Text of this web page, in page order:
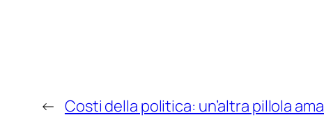
← Costi della politica: un’altra pillola